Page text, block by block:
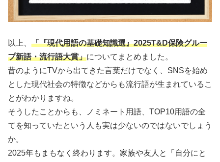
以上、 「『現代用語の基礎知識選』2025T&D保険グルー
プ新語・流行語大賞」についてまとめました。
昔のようにTVから出てきた言葉だけでなく、SNSを始め
とした現代社会の特徴などからも流行語が生まれているこ
とがわかりますね。
そうしたことからも、ノミネート用語、TOP10用語の全
てを知っていたという人も実は少ないのではないでしょう
か。
2025年もまもなく終わります。家族や友人と「自分にと